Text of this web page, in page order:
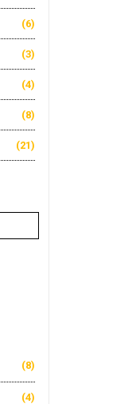
(6)
(3)
(4)
(8)
(21)
(8)
(4)